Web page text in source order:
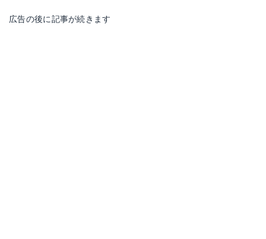
広告の後に記事が続きます